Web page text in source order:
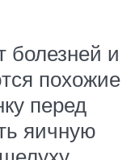
болезней и
похожие
перед
яичную